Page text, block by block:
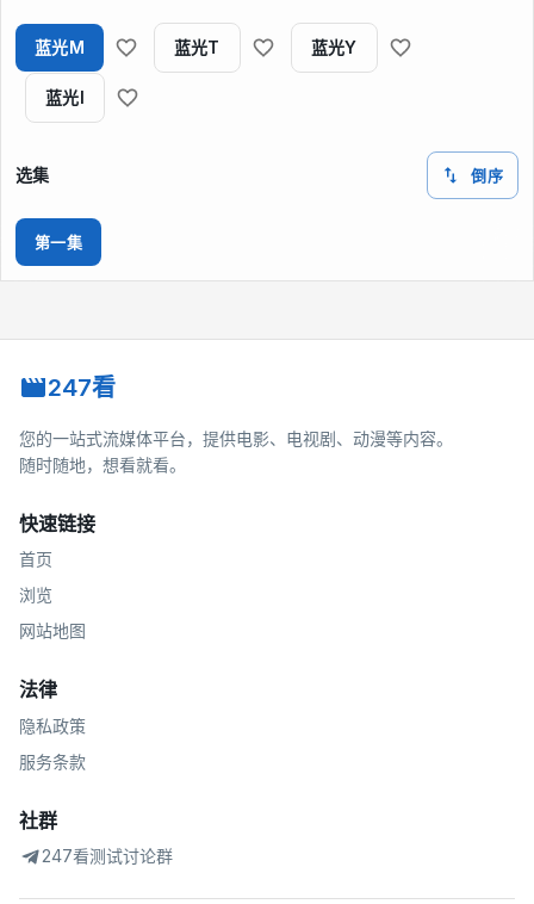
蓝光M 蓝光T 蓝光Y
蓝光I
选集 倒序
第一集
247看
您的一站式流媒体平台，提供电影、电视剧、动漫等内容。
随时随地，想看就看。
快速链接
首页
浏览
网站地图
法律
隐私政策
服务条款
社群
247看测试讨论群